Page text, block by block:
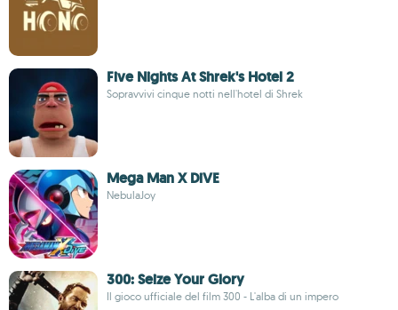
Five Nights At Shrek's Hotel 2
Sopravvivi cinque notti nell'hotel di Shrek
Mega Man X DiVE
NebulaJoy
300: Seize Your Glory
Il gioco ufficiale del film 300 - L'alba di un impero